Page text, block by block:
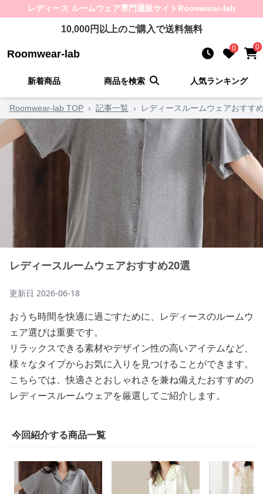
レディース ルームウェア専門通販サイト Roomwear-lab
10,000円以上のご購入で送料無料
Roomwear-lab 0 0
新着商品 商品を検索 人気ランキング
Roomwear-lab TOP › 記事一覧 › レディースルームウェアおすす
レディースルームウェアおすすめ20選
更新日 2026-06-18
おうち時間を快適に過ごすために、レディースのルームウ
ェア選びは重要です。
リラックスできる素材やデザイン性の高いアイテムなど、
様々なタイプからお気に入りを見つけることができます。
こちらでは、快適さとおしゃれさを兼ね備えたおすすめの
レディースルームウェアを厳選してご紹介します。
今回紹介する商品一覧